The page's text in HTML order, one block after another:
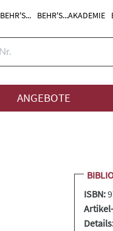
BEHR'S... BEHR'S...AKADEMIE
ANGEBOTE
ISBN: